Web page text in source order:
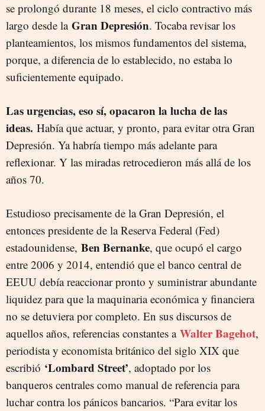
se prolongó durante 18 meses, el ciclo contractivo más
largo desde la Gran Depresión. Tocaba revisar los
planteamientos, los mismos fundamentos del sistema,
porque, a diferencia de lo establecido, no estaba lo
suficientemente equipado.
Las urgencias, eso sí, opacaron la lucha de las
ideas. Había que actuar, y pronto, para evitar otra Gran
Depresión. Ya habría tiempo más adelante para
reflexionar. Y las miradas retrocedieron más allá de los
años 70.
Estudioso precisamente de la Gran Depresión, el
entonces presidente de la Reserva Federal (Fed)
estadounidense, Ben Bernanke, que ocupó el cargo
entre 2006 y 2014, entendió que el banco central de
EEUU debía reaccionar pronto y suministrar abundante
liquidez para que la maquinaria económica y financiera
no se detuviera por completo. En sus discursos de
aquellos años, referencias constantes a Walter Bagehot,
periodista y economista británico del siglo XIX que
escribió ‘Lombard Street’, adoptado por los
banqueros centrales como manual de referencia para
luchar contra los pánicos bancarios. “Para evitar los